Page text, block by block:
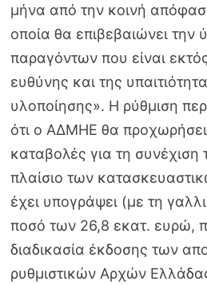
μήνα από την κοινή
οποία θα επιβεβαιώνει την
παραγόντων που είναι
ευθύνης και της
υλοποίησης». Η ρύθμιση
ότι ο Α∆ΜΗΕ θα προχωρήσει
καταβολές για τη
πλαίσιο των
έχει υπογράψει (με τη
ποσό των 26,8 εκατ. ευρώ,
διαδικασία έκδοσης των
ρυθμιστικών Αρχών